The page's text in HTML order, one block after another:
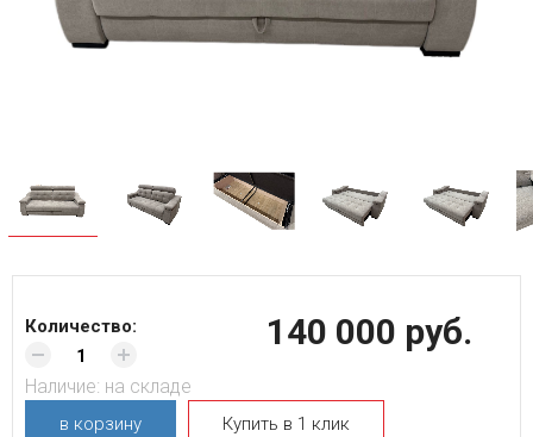
140 000 руб.
Количество:
Наличие: на складе
в корзину Купить в 1 клик